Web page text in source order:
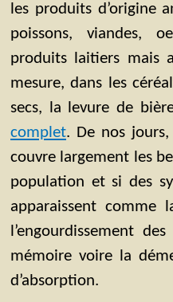
les produits d’origine
poissons, viandes,
produits laitiers mais
mesure, dans les
secs, la levure de
complet. De nos
couvre largement les
population et si des
apparaissent
l’engourdissement
mémoire voire la
d’absorption.